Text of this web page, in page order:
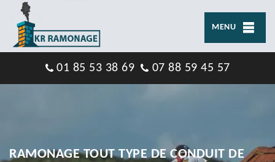
MENU
01 85 53 38 69 07 88 59 45 57
RAMONAGE TOUT TYPE DE CONDUIT DE